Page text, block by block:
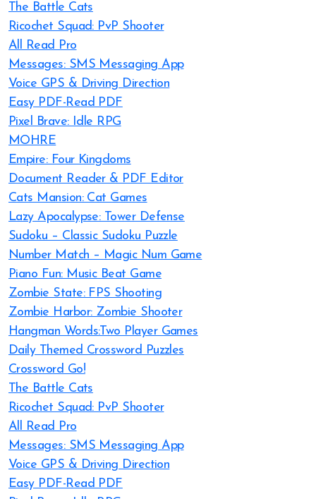
The Battle Cats
Ricochet Squad: PvP Shooter
All Read Pro
Messages: SMS Messaging App
Voice GPS & Driving Direction
Easy PDF-Read PDF
Pixel Brave: Idle RPG
MOHRE
Empire: Four Kingdoms
Document Reader & PDF Editor
Cats Mansion: Cat Games
Lazy Apocalypse: Tower Defense
Sudoku – Classic Sudoku Puzzle
Number Match – Magic Num Game
Piano Fun: Music Beat Game
Zombie State: FPS Shooting
Zombie Harbor: Zombie Shooter
Hangman Words:Two Player Games
Daily Themed Crossword Puzzles
Crossword Go!
The Battle Cats
Ricochet Squad: PvP Shooter
All Read Pro
Messages: SMS Messaging App
Voice GPS & Driving Direction
Easy PDF-Read PDF